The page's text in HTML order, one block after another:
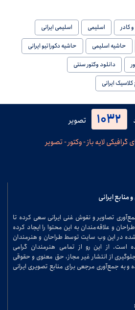
کادر اسلیمی
اسلیمی ایرانی
حاشیه اسلیمی
حاشیه دکوراتیو ایرانی
دانلود وکتور سنتی
ایرانی
1032
تصویر
لایه باز - وکتور - تصویر
ایرانی
تصاویر و نقوش غنی ایرانی سعی کرده تا
و علاقه‌مندان به این محتوا را ایجاد کرده
شده در این وب سایت توسط طراحان و هنرمندان
است. از این رو از تمامی هنرمندان گرامی
از انتشار غیر مجاز، حق معنوی و حقوقی
و به جمع‌آوری مرجعی برای منابع تصویری ایرانی